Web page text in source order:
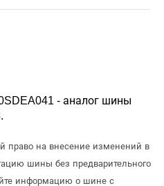
- аналог шины
право на внесение изменений в
шины без предварительного
информацию о шине с